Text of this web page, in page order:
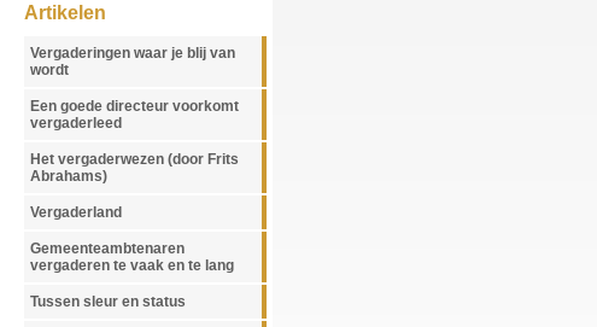
Artikelen
Vergaderingen waar je blij van
wordt
Een goede directeur voorkomt
vergaderleed
Het vergaderwezen (door Frits
Abrahams)
Vergaderland
Gemeenteambtenaren
vergaderen te vaak en te lang
Tussen sleur en status